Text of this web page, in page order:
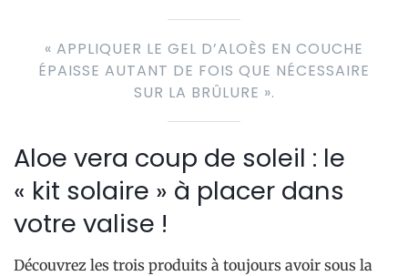
« APPLIQUER LE GEL D’ALOÈS EN COUCHE
ÉPAISSE AUTANT DE FOIS QUE NÉCESSAIRE
SUR LA BRÛLURE ».
Aloe vera coup de soleil : le
« kit solaire » à placer dans
votre valise !
Découvrez les trois produits à toujours avoir sous la